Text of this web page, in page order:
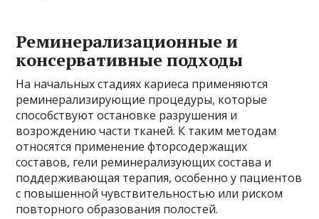
Реминерализационные и
консервативные подходы
На начальных стадиях кариеса применяются
реминерализирующие процедуры, которые
способствуют остановке разрушения и
возрождению части тканей. К таким методам
относятся применение фторсодержащих
составов, гели реминерализующих состава и
поддерживающая терапия, особенно у пациентов
с повышенной чувствительностью или риском
повторного образования полостей.